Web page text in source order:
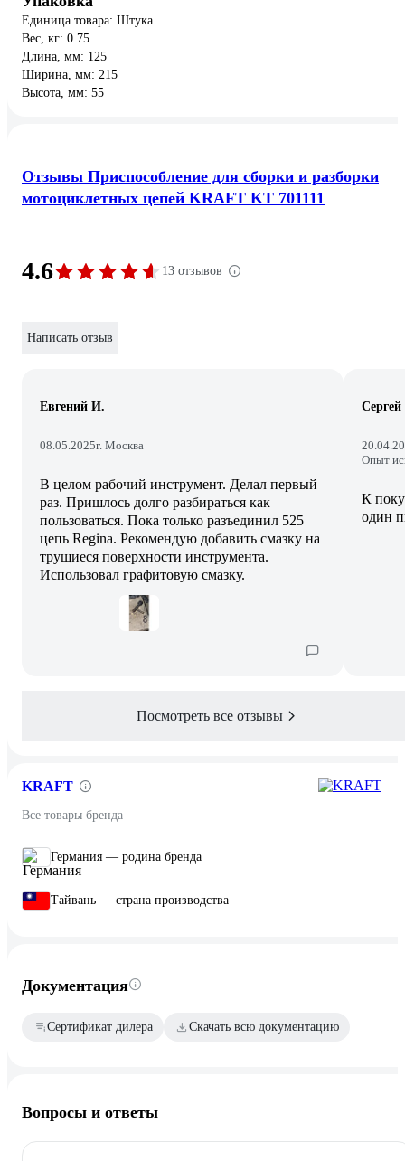
Единица товара: Штука
Вес, кг: 0.75
Длина, мм: 125
Ширина, мм: 215
Высота, мм: 55
Отзывы Приспособление для сборки и разборки
мотоциклетных цепей KRAFT KT 701111
4.6 13 отзывов
Написать отзыв
Евгений И.
08.05.2025г. Москва
В целом рабочий инструмент. Делал первый
раз. Пришлось долго разбираться как
пользоваться. Пока только разъединил 525
цепь Regina. Рекомендую добавить смазку на
трущиеся поверхности инструмента.
Использовал графитовую смазку.
Сергей
Опыт
К
один
Посмотреть все отзывы
KRAFT
Все товары бренда
Германия — родина бренда
Тайвань — страна производства
Документация
Сертификат дилера Скачать всю документацию
Вопросы и ответы